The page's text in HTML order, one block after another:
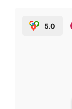
5.0